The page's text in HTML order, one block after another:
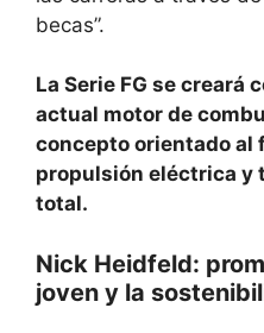
becas”.
La Serie FG se creará
actual motor de
concepto orientado al
propulsión eléctrica y
total.
Nick Heidfeld:
joven y la